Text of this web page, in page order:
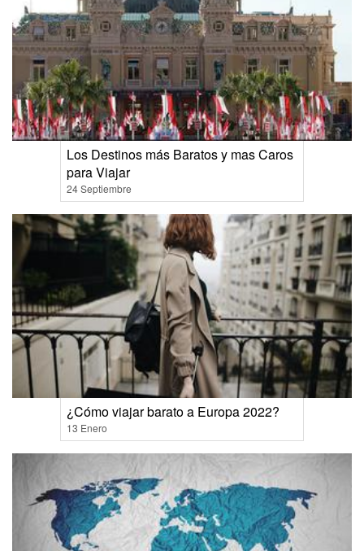
Los Destinos más Baratos y mas Caros
para Viajar
24 Septiembre
¿Cómo viajar barato a Europa 2022?
13 Enero